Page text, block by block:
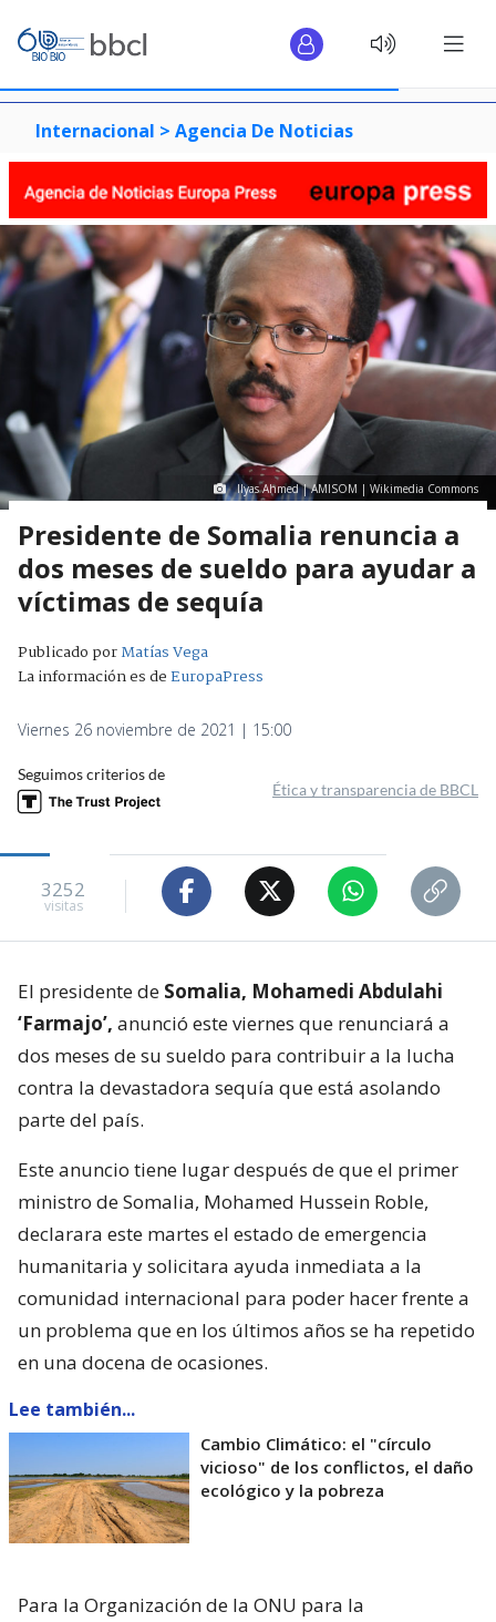
Internacional > Agencia De Noticias
Ilyas Ahmed | AMISOM | Wikimedia Commons
Presidente de Somalia renuncia a
dos meses de sueldo para ayudar a
víctimas de sequía
Publicado porMatías Vega
La información es deEuropaPress
Viernes 26 noviembre de 2021 | 15:00
Seguimos criterios de
Ética y transparencia de BBCL
3252
visitas
El presidente de Somalia, Mohamedi Abdulahi
‘Farmajo’, anunció este viernes que renunciará a
dos meses de su sueldo para contribuir a la lucha
contra la devastadora sequía que está asolando
parte del país.
Este anuncio tiene lugar después de que el primer
ministro de Somalia, Mohamed Hussein Roble,
declarara este martes el estado de emergencia
humanitaria y solicitara ayuda inmediata a la
comunidad internacional para poder hacer frente a
un problema que en los últimos años se ha repetido
en una docena de ocasiones.
Lee también...
Cambio Climático: el "círculo
vicioso" de los conflictos, el daño
ecológico y la pobreza
Para la Organización de la ONU para la